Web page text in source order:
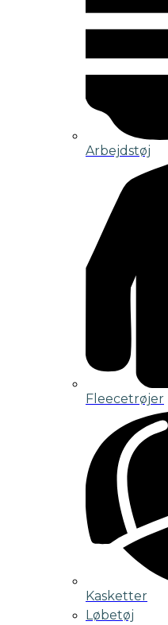
Arbejdstøj
Fleecetrøjer
Kasketter
Løbetøj